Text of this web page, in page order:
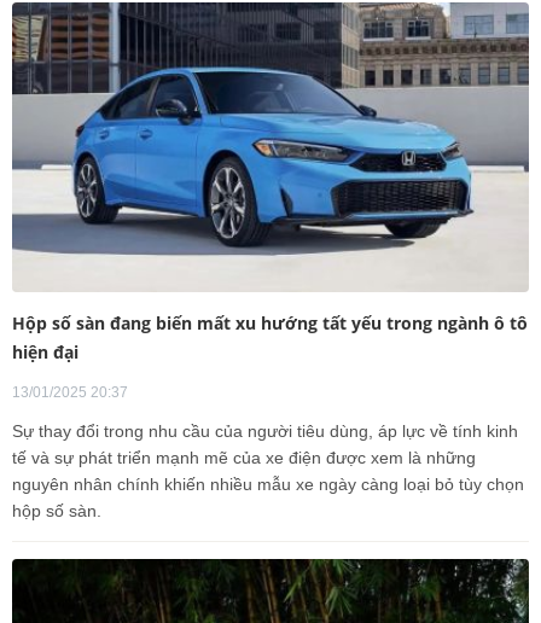
Hộp số sàn đang biến mất xu hướng tất yếu trong ngành ô tô
hiện đại
13/01/2025 20:37
Sự thay đổi trong nhu cầu của người tiêu dùng, áp lực về tính kinh
tế và sự phát triển mạnh mẽ của xe điện được xem là những
nguyên nhân chính khiến nhiều mẫu xe ngày càng loại bỏ tùy chọn
hộp số sàn.